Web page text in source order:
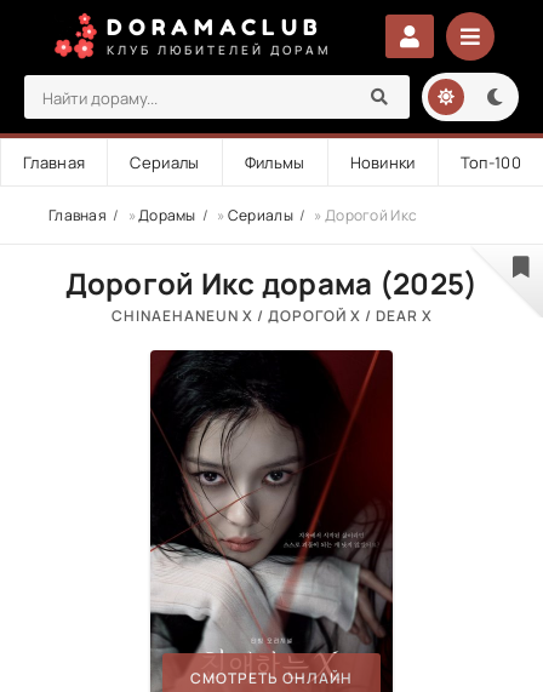
DORAMACLUB
КЛУБ ЛЮБИТЕЛЕЙ ДОРАМ
Главная Сериалы Фильмы Новинки Топ-100
Главная »Дорамы » Сериалы » Дорогой Икс
Дорогой Икс дорама (2025)
CHINAEHANEUN X / ДОРОГОЙ X / DEAR X
СМОТРЕТЬ ОНЛАЙН